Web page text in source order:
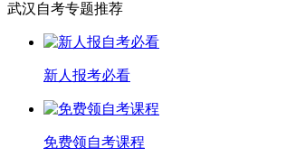
武汉自考专题推荐
新人报考必看
免费领自考课程